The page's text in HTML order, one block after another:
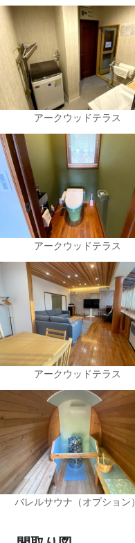
アークウッドテラス
アークウッドテラス
アークウッドテラス
バレルサウナ（オプション）